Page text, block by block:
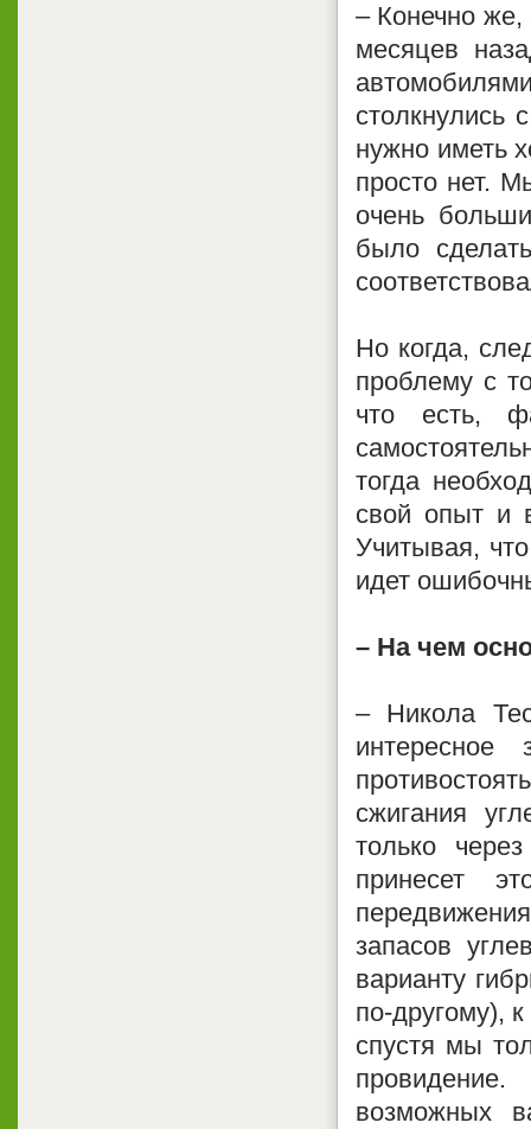
– Конечно же,
месяцев
столкнулись
нужно иметь
просто нет.
очень
было
Но когда,
проблему с
что есть,
тогда
свой опыт и
Учитывая,
идет
– На чем
– Никола
сжигания
только
принесет
запасов
варианту
по-другому),
спустя мы
возможных